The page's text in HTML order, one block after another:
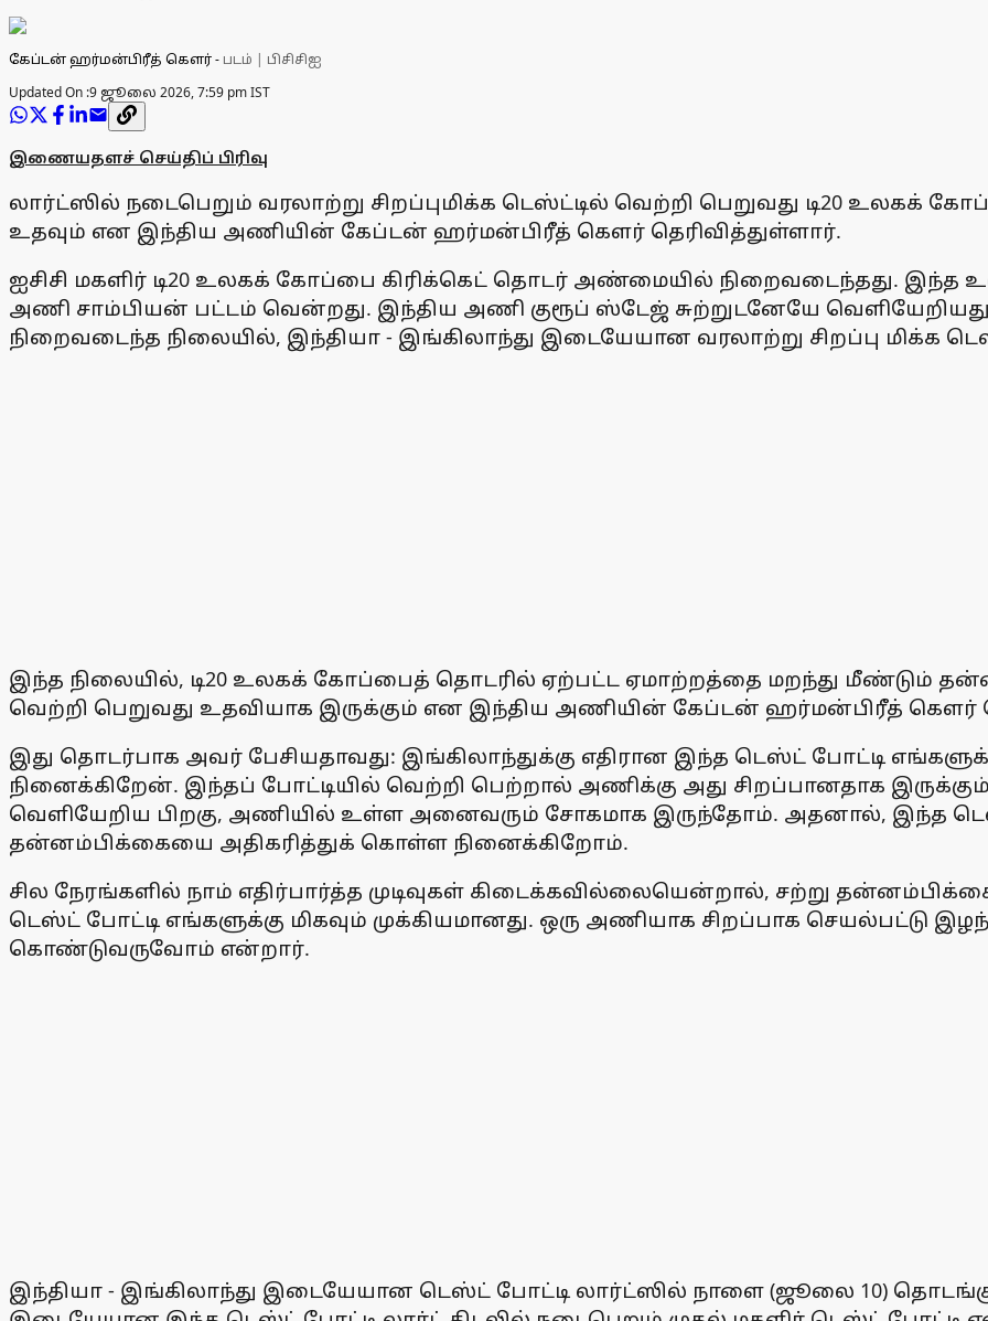
கேப்டன் ஹர்மன்பிரீத் கௌர்- படம் | பிசிசிஐ
Updated On :9 ஜூலை 2026, 7:59 pm IST
இணையதளச் செய்திப் பிரிவு
லார்ட்ஸில் நடைபெறும் வரலாற்று சிறப்புமிக்க டெஸ்ட்டில் வெற்றி பெறுவது டி20 உலகக்
உதவும் என இந்திய அணியின் கேப்டன் ஹர்மன்பிரீத் கௌர் தெரிவித்துள்ளார்.
ஐசிசி மகளிர் டி20 உலகக் கோப்பை கிரிக்கெட் தொடர் அண்மையில் நிறைவடைந்தது.
அணி சாம்பியன் பட்டம் வென்றது. இந்திய அணி குரூப் ஸ்டேஜ் சுற்றுடனேயே
நிறைவடைந்த நிலையில், இந்தியா - இங்கிலாந்து இடையேயான வரலாற்று சிறப்பு மிக்க
இந்த நிலையில், டி20 உலகக் கோப்பைத் தொடரில் ஏற்பட்ட ஏமாற்றத்தை மறந்து மீண்டும்
வெற்றி பெறுவது உதவியாக இருக்கும் என இந்திய அணியின் கேப்டன் ஹர்மன்பிரீத் கௌர்
இது தொடர்பாக அவர் பேசியதாவது: இங்கிலாந்துக்கு எதிரான இந்த டெஸ்ட் போட்டி
நினைக்கிறேன். இந்தப் போட்டியில் வெற்றி பெற்றால் அணிக்கு அது சிறப்பானதாக
வெளியேறிய பிறகு, அணியில் உள்ள அனைவரும் சோகமாக இருந்தோம். அதனால், இந்த
தன்னம்பிக்கையை அதிகரித்துக் கொள்ள நினைக்கிறோம்.
சில நேரங்களில் நாம் எதிர்பார்த்த முடிவுகள் கிடைக்கவில்லையென்றால், சற்று
டெஸ்ட் போட்டி எங்களுக்கு மிகவும் முக்கியமானது. ஒரு அணியாக சிறப்பாக
கொண்டுவருவோம் என்றார்.
இந்தியா - இங்கிலாந்து இடையேயான டெஸ்ட் போட்டி லார்ட்ஸில் நாளை (ஜூலை 10)